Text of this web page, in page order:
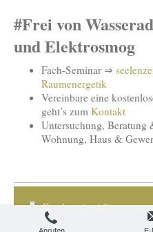
#Frei von
und Elektrosmog
Fach-Seminar ⇒
Raumenergetik
Vereinbare eine
geht’s zum Kontakt
Untersuchung, Beratung
Wohnung, Haus &
Druckversion| Sitemap
2025 © Stephan Josef Glaser